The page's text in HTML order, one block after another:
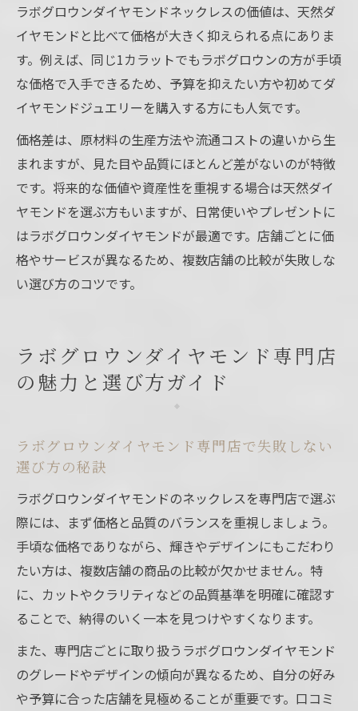
ラボグロウンダイヤモンドネックレスの価値は、天然ダ
イヤモンドと比べて価格が大きく抑えられる点にありま
す。例えば、同じ1カラットでもラボグロウンの方が手頃
な価格で入手できるため、予算を抑えたい方や初めてダ
イヤモンドジュエリーを購入する方にも人気です。
価格差は、原材料の生産方法や流通コストの違いから生
まれますが、見た目や品質にほとんど差がないのが特徴
です。将来的な価値や資産性を重視する場合は天然ダイ
ヤモンドを選ぶ方もいますが、日常使いやプレゼントに
はラボグロウンダイヤモンドが最適です。店舗ごとに価
格やサービスが異なるため、複数店舗の比較が失敗しな
い選び方のコツです。
ラボグロウンダイヤモンド専門店
の魅力と選び方ガイド
ラボグロウンダイヤモンド専門店で失敗しない
選び方の秘訣
ラボグロウンダイヤモンドのネックレスを専門店で選ぶ
際には、まず価格と品質のバランスを重視しましょう。
手頃な価格でありながら、輝きやデザインにもこだわり
たい方は、複数店舗の商品の比較が欠かせません。特
に、カットやクラリティなどの品質基準を明確に確認す
ることで、納得のいく一本を見つけやすくなります。
また、専門店ごとに取り扱うラボグロウンダイヤモンド
のグレードやデザインの傾向が異なるため、自分の好み
や予算に合った店舗を見極めることが重要です。口コミ